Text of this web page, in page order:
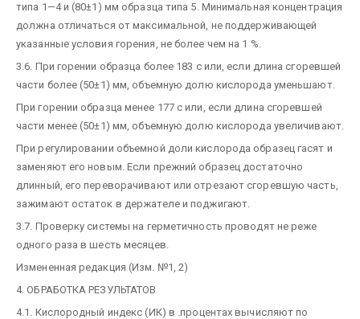
типа 1—4 и (80±1) мм образца типа 5. Минимальная концентрация
должна отличаться от максимальной, не поддерживающей
указанные условия горения, не более чем на 1 %.
3.6. При горении образца более 183 с или, если длина сгоревшей
части более (50±1) мм, объемную долю кислорода уменьшают.
При горении образца менее 177 с или, если длина сгоревшей
части менее (50±1) мм, объемную долю кислорода увеличивают.
При регулировании объемной доли кислорода образец гасят и
заменяют его новым. Если прежний образец достаточно
длинный, его переворачивают или отрезают сгоревшую часть,
зажимают остаток в держателе и поджигают.
3.7. Проверку системы на герметичность проводят не реже
одного раза в шесть месяцев.
Измененная редакция (Изм. №1, 2)
4. ОБРАБОТКА РЕЗУЛЬТАТОВ
4.1. Кислородный индекс (ИК) в .процентах вычисляют по